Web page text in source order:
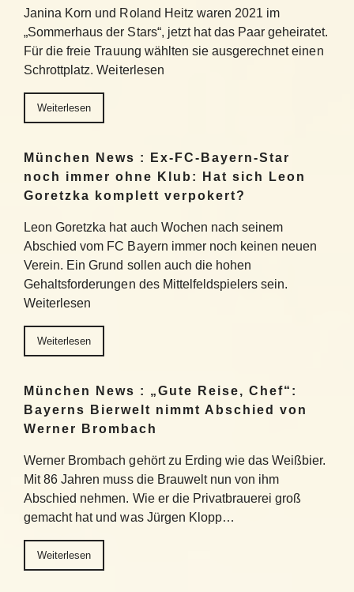
Janina Korn und Roland Heitz waren 2021 im
„Sommerhaus der Stars“, jetzt hat das Paar geheiratet.
Für die freie Trauung wählten sie ausgerechnet einen
Schrottplatz. Weiterlesen
Weiterlesen
München News : Ex-FC-Bayern-Star
noch immer ohne Klub: Hat sich Leon
Goretzka komplett verpokert?
Leon Goretzka hat auch Wochen nach seinem
Abschied vom FC Bayern immer noch keinen neuen
Verein. Ein Grund sollen auch die hohen
Gehaltsforderungen des Mittelfeldspielers sein.
Weiterlesen
Weiterlesen
München News : „Gute Reise, Chef“:
Bayerns Bierwelt nimmt Abschied von
Werner Brombach
Werner Brombach gehört zu Erding wie das Weißbier.
Mit 86 Jahren muss die Brauwelt nun von ihm
Abschied nehmen. Wie er die Privatbrauerei groß
gemacht hat und was Jürgen Klopp…
Weiterlesen